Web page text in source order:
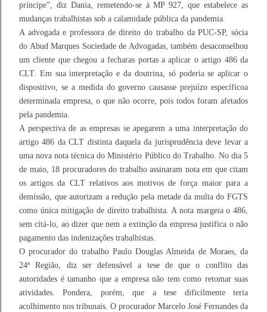
príncipe”, diz Dania, remetendo-se à MP 927, que estabelece as
mudanças trabalhistas sob a calamidade pública da pandemia.
A advogada e professora de direito do trabalho da PUC-SP, sócia
do Abud Marques Sociedade de Advogadas, também desaconselhou
um cliente que chegou a fecharas portas a aplicar o artigo 486 da
CLT. Em sua interpretação e da doutrina, só poderia se aplicar o
dispositivo, se a medida do governo causasse prejuízo específicoa
determinada empresa, o que não ocorre, pois todos foram afetados
pela pandemia.
A perspectiva de as empresas se apegarem a uma interpretação do
artigo 486 da CLT distinta daquela da jurisprudência deve levar a
uma nova nota técnica do Ministério Público do Trabalho. No dia 5
de maio, 18 procuradores do trabalho assinaram nota em que citam
os artigos da CLT relativos aos motivos de força maior para a
demissão, que autorizam a redução pela metade da multa do FGTS
como única mitigação de direito trabalhista. A nota margeia o 486,
sem citá-lo, ao dizer que nem a extinção da empresa justifica o não
pagamento das indenizações trabalhistas.
O procurador do trabalho Paulo Douglas Almeida de Moraes, da
24ª Região, diz ser defensável a tese de que o conflito das
autoridades é tamanho que a empresa não tem como retomar suas
atividades. Pondera, porém, que a tese dificilmente teria
acolhimento nos tribunais. O procurador Marcelo José Fernandes da